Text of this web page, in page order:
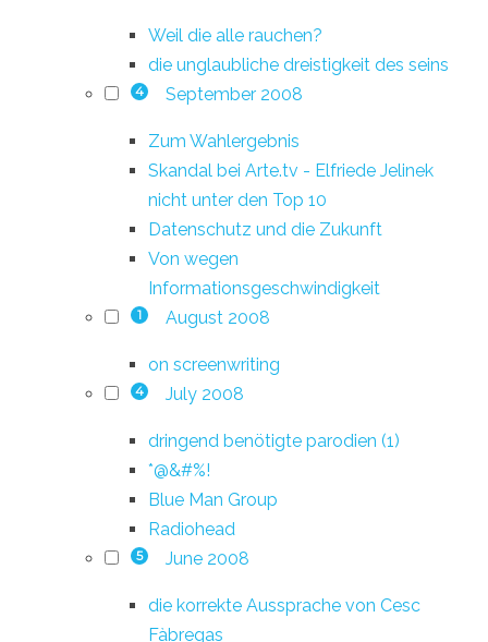
Weil die alle rauchen?
die unglaubliche dreistigkeit des seins
4 September 2008
Zum Wahlergebnis
Skandal bei Arte.tv - Elfriede Jelinek
nicht unter den Top 10
Datenschutz und die Zukunft
Von wegen
Informationsgeschwindigkeit
1 August 2008
on screenwriting
4 July 2008
dringend benötigte parodien (1)
*@&#%!
Blue Man Group
Radiohead
5 June 2008
die korrekte Aussprache von Cesc
Fàbregas